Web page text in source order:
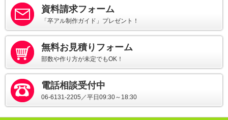
資料請求フォーム
「卒アル制作ガイド」プレゼント！
無料お見積りフォーム
部数や作り方が未定でもOK！
電話相談受付中
06-6131-2205／平日09:30～18:30